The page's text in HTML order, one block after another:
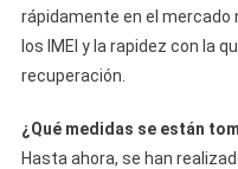
rápidamente en el mercado
los IMEI y la rapidez con la
recuperación.
¿Qué medidas se están
Hasta ahora, se han